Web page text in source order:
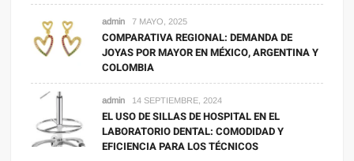
admin 7 MAYO, 2025
COMPARATIVA REGIONAL: DEMANDA DE
JOYAS POR MAYOR EN MÉXICO, ARGENTINA Y
COLOMBIA
admin 14 SEPTIEMBRE, 2024
EL USO DE SILLAS DE HOSPITAL EN EL
LABORATORIO DENTAL: COMODIDAD Y
EFICIENCIA PARA LOS TÉCNICOS